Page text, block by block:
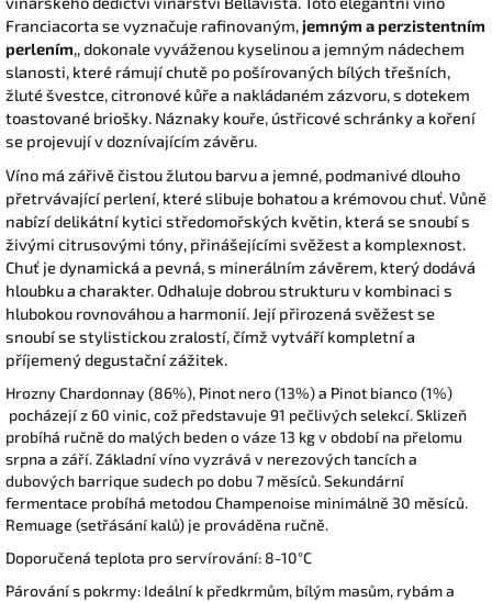
Franciacorta se vyznačuje rafinovaným, jemným a perzistentním
perlením,, dokonale vyváženou kyselinou a jemným nádechem
slanosti, které rámují chutě po pošírovaných bílých třešních,
žluté švestce, citronové kůře a nakládaném zázvoru, s dotekem
toastované briošky. Náznaky kouře, ústřicové schránky a koření
se projevují v doznívajícím závěru.
Víno má zářivě čistou žlutou barvua jemné, podmanivé dlouho
přetrvávající perlení, které slibuje bohatou a krémovou chuť.Vůně
nabízí delikátní kytici středomořských květin, která se snoubí s
živými citrusovými tóny, přinášejícími svěžest a komplexnost.
Chuť je dynamická a pevná, s minerálním závěrem, který dodává
hloubku a charakter.Odhaluje dobrou strukturu v kombinaci s
hlubokou rovnováhou a harmonií. Její přirozená svěžest se
snoubí se stylistickou zralostí, čímž vytváří kompletní a
příjemený degustační zážitek.
Hrozny Chardonnay (86%), Pinot nero (13%) a Pinot bianco (1%)
pocházejí z 60 vinic, což představuje 91 pečlivých selekcí.Sklizeň
probíhá ručně do malých beden o váze 13 kg v období na přelomu
srpna a září. Základní víno vyzrává v nerezových tancích a
dubových barrique sudech po dobu 7 měsíců. Sekundární
fermentace probíhá metodou Champenoise minimálně 30 měsíců.
Remuage (setřásání kalů) je prováděna ručně.
Doporučená teplota pro servírování: 8-10°C
Párování s pokrmy: Ideální k předkrmům, bílým masům, rybám a